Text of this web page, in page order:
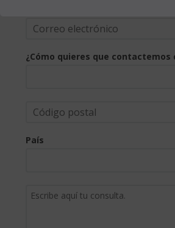
¿Cómo quieres que contactemos
País